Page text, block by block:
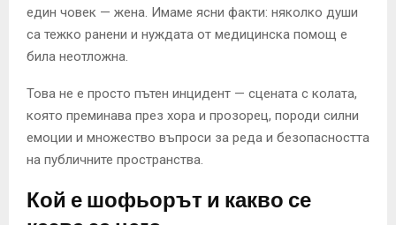
един човек — жена. Имаме ясни факти: няколко души
са тежко ранени и нуждата от медицинска помощ е
била неотложна.
Това не е просто пътен инцидент — сцената с колата,
която преминава през хора и прозорец, породи силни
емоции и множество въпроси за реда и безопасността
на публичните пространства.
Кой е шофьорът и какво се